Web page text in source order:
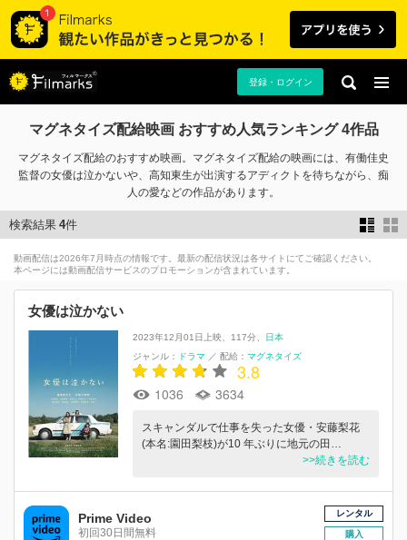
登録・ログイン
マグネタイズ配給映画 おすすめ人気ランキング 4作品
マグネタイズ配給のおすすめ映画。マグネタイズ配給の映画には、有働佳史
監督の女優は泣かないや、高知東生が出演するアディクトを待ちながら、痴
人の愛などの作品があります。
検索結果 4件
動画配信は2026年7月時点の情報です。最新の配信状況は各サイトにてご確認ください。
本ページには動画配信サービスのプロモーションが含まれています。
女優は泣かない
2023年12月01日上映 117分
日本
ジャンル：
ドラマ ／ 配給： マグネタイズ
3.8
1036 3634
スキャンダルで仕事を失った女優・安藤梨花
(本名:園田梨枝)が10 年ぶりに地元の田…
>>続きを読む
Prime Video
初回30日間無料
レンタル
購入